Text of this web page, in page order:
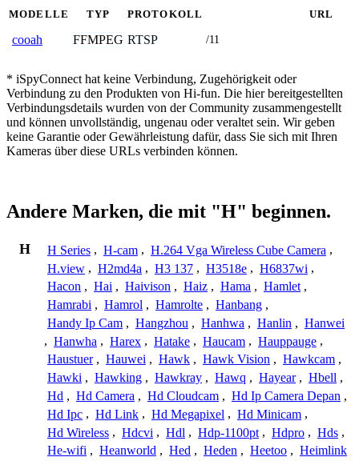
MODELLE TYP PROTOKOLL URL
cooah FFMPEG RTSP /11
* iSpyConnect hat keine Verbindung, Zugehörigkeit oder
Verbindung zu den Produkten von Hi-fun. Die hier bereitgestellten
Verbindungsdetails wurden von der Community zusammengestellt
und können unvollständig, ungenau oder veraltet sein. Wir geben
keine Garantie oder Gewährleistung dafür, dass Sie sich mit Ihren
Kameras über diese URLs verbinden können.
Andere Marken, die mit "H" beginnen.
H H Series , H-cam , H.264 Vga Wireless Cube Camera ,
H.view , H2md4a , H3 137 , H3518e , H6837wi ,
Hacon , Hai , Haivison , Haiz , Hama , Hamlet ,
Hamrabi , Hamrol , Hamrolte , Hanbang ,
Handy Ip Cam , Hangzhou , Hanhwa , Hanlin , Hanwei
, Hanwha , Harex , Hatake , Haucam , Hauppauge ,
Haustuer , Hauwei , Hawk , Hawk Vision , Hawkcam ,
Hawki , Hawking , Hawkray , Hawq , Hayear , Hbell ,
Hd , Hd Camera , Hd Cloudcam , Hd Ip Camera Depan ,
Hd Ipc , Hd Link , Hd Megapixel , Hd Minicam ,
Hd Wireless , Hdcvi , Hdl , Hdp-1100pt , Hdpro , Hds ,
He-wifi , Heanworld , Hed , Heden , Heetoo , Heimlink